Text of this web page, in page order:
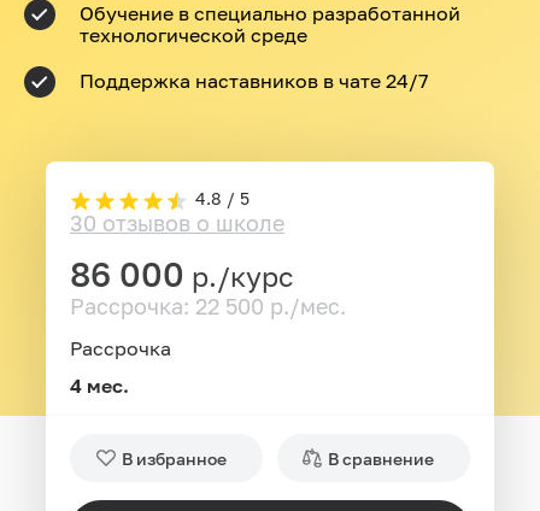
Обучение в специально разработанной
технологической среде
Поддержка наставников в чате 24/7
4.8 / 5
30 отзывов о школе
86 000 р./курс
Рассрочка: 22 500 р./мес.
Рассрочка
4 мес.
В избранное В сравнение